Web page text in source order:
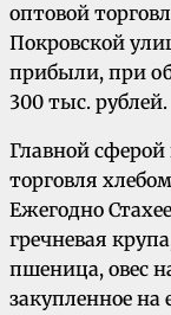
оптовой
Покровской
прибыли, при
300 тыс. рублей.
Главной
торговля
Ежегодно
гречневая
пшеница, овес
закупленное на